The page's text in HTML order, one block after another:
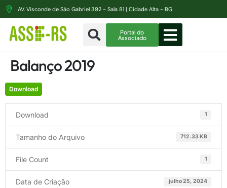
AV. Visconde de São Gabriel 392 - Sala 81 | Cidade Alta - BG
Portal do
Associado
Balanço 2019
Download
Download 1
Tamanho do Arquivo 712.33 KB
File Count 1
Data de Criação julho 25, 2024